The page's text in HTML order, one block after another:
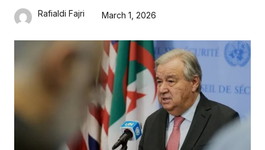
Rafialdi Fajri March 1, 2026